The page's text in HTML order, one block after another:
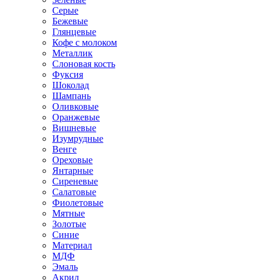
Серые
Бежевые
Глянцевые
Кофе с молоком
Металлик
Слоновая кость
Фуксия
Шоколад
Шампань
Оливковые
Оранжевые
Вишневые
Изумрудные
Венге
Ореховые
Янтарные
Сиреневые
Салатовые
Фиолетовые
Мятные
Золотые
Синие
Материал
МДФ
Эмаль
Акрил